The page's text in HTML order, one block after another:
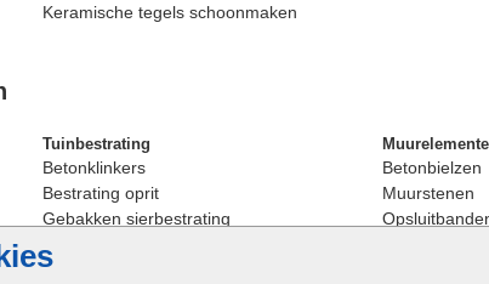
Keramische tegels schoonmaken
Tuinbestrating
Betonklinkers
Bestrating oprit
Gebakken sierbestrating
Strakke bestrating
Betonbielzen
Muurstenen